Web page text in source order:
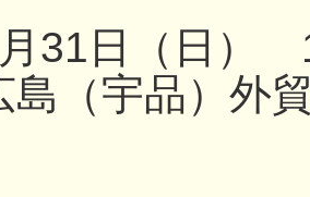
月31日（日）
島（宇品）外